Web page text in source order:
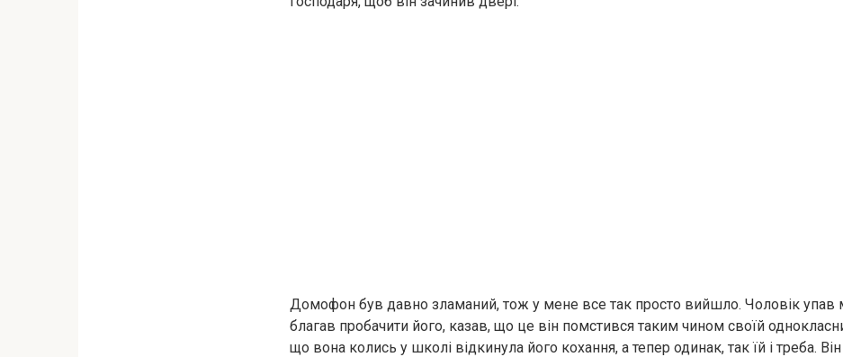
Домофон був давно зламаний, тож у мене все так просто вийшло. Чоловік упав
благав пробачити його, казав, що це він помстився таким чином своїй
що вона колись у школі відкинула його кохання, а тепер одинак, так їй і треба.